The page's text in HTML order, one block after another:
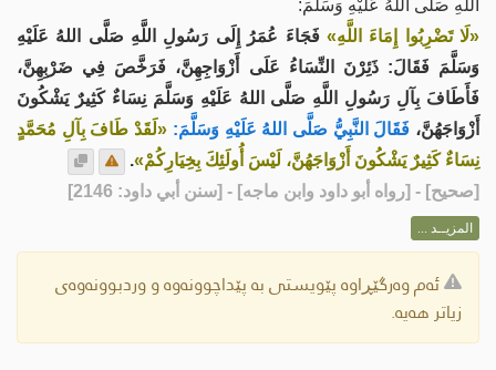
اللَّهِ صَلَّى اللهُ عَلَيْهِ وَسَلَّمَ:
«لَا تَضْرِبُوا إِمَاءَ اللَّهِ» فَجَاءَ عُمَرُ إِلَى رَسُولِ اللَّهِ صَلَّى اللهُ عَلَيْهِ
وَسَلَّمَ فَقَالَ: ذَئِرْنَ النِّسَاءُ عَلَى أَزْوَاجِهِنَّ، فَرَخَّصَ فِي ضَرْبِهِنَّ،
فَأَطَافَ بِآلِ رَسُولِ اللَّهِ صَلَّى اللهُ عَلَيْهِ وَسَلَّمَ نِسَاءٌ كَثِيرٌ يَشْكُونَ
أَزْوَاجَهُنَّ، فَقَالَ النَّبِيُّ صَلَّى اللهُ عَلَيْهِ وَسَلَّمَ: «لَقَدْ طَافَ بِآلِ مُحَمَّدٍ
نِسَاءٌ كَثِيرٌ يَشْكُونَ أَزْوَاجَهُنَّ، لَيْسَ أُولَئِكَ بِخِيَارِكُمْ».
[صحيح] - [رواه أبو داود وابن ماجه] - [سنن أبي داود: 2146]
المزيــد ...
ئەم وەرگێڕاوە پێویستی بە پێداچوونەوە و وردبوونەوەی
زیاتر هەیە.